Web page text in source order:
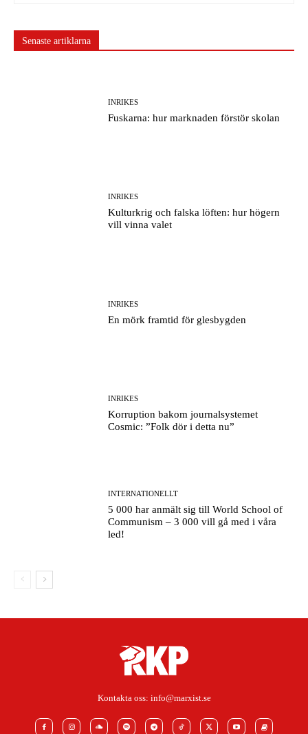
Senaste artiklarna
INRIKES
Fuskarna: hur marknaden förstör skolan
INRIKES
Kulturkrig och falska löften: hur högern
vill vinna valet
INRIKES
En mörk framtid för glesbygden
INRIKES
Korruption bakom journalsystemet
Cosmic: ”Folk dör i detta nu”
INTERNATIONELLT
5 000 har anmält sig till World School of
Communism – 3 000 vill gå med i våra
led!
Kontakta oss: info@marxist.se